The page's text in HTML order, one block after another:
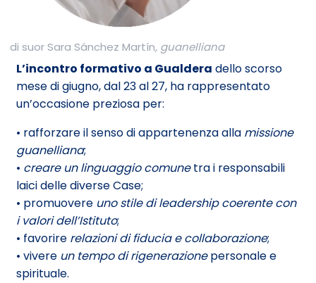
di suor Sara Sánchez Martín, guanelliana
L’incontro formativo a Gualdera dello scorso
mese di giugno, dal 23 al 27, ha rappresentato
un’occasione preziosa per:
• rafforzare il senso di appartenenza alla missione
guanelliana;
• creare un linguaggio comunetra i responsabili
laici delle diverse Case;
• promuovere uno stile di leadership coerente con
i valori dell’Istituto;
• favorire relazioni di fiducia e collaborazione;
• vivere un tempo di rigenerazionepersonale e
spirituale.